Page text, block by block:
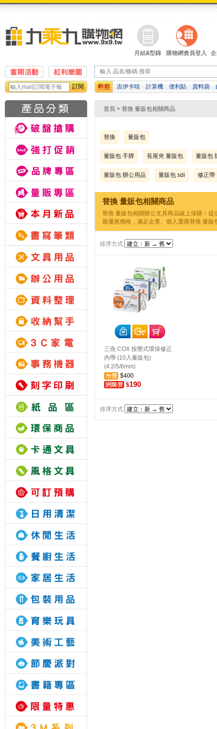
月結&型錄 購物網會員登入
訂閱 吉伊卡哇 計算機 便利貼 資料袋
首頁 > 替換 量販包相關商品
替換 量販包
量販包 手牌 長尾夾 量販包 量販包
量販包 辦公用品 量販包 sdi 修正帶
替換 量販包相關商品
替換 量販包相關辦公文具商品線上採購！
最優惠價格，滿足企業、個人選購替換 量販
排序方式
三燕 COX 按壓式環保修正
內帶 (10入量販包)
(4.2/5/6mm)
$400
$190
排序方式